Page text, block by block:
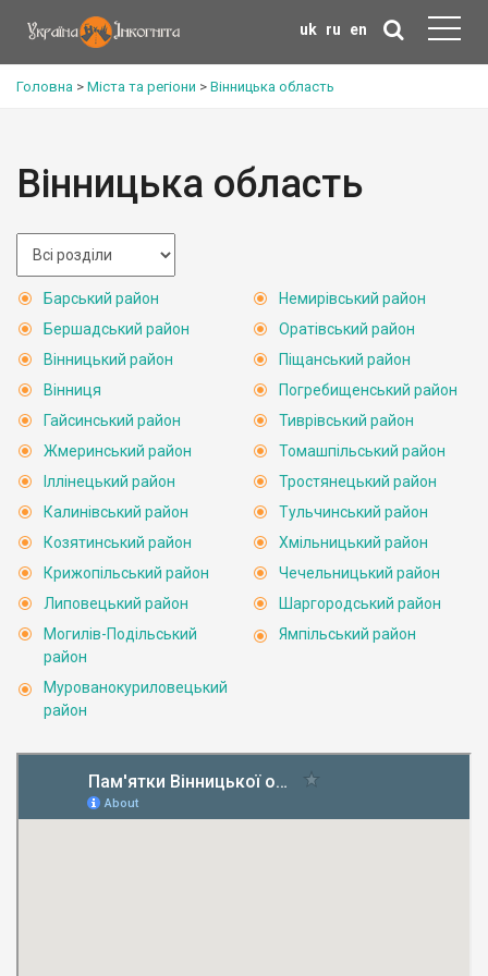
uk ru en
Головна > Міста та регіони > Вінницька область
Вінницька область
Барський район
Бершадський район
Вінницький район
Вінниця
Гайсинський район
Жмеринський район
Іллінецький район
Калинівський район
Козятинський район
Крижопільський район
Липовецький район
Могилів-Подільський
район
Мурованокуриловецький
район
Немирівський район
Оратівський район
Піщанський район
Погребищенський район
Тиврівський район
Томашпільський район
Тростянецький район
Тульчинський район
Хмільницький район
Чечельницький район
Шаргородський район
Ямпільський район